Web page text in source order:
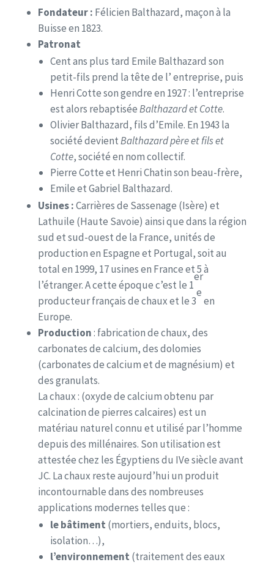
Fondateur : Félicien Balthazard, maçon à la
Buisse en 1823.
Patronat
Cent ans plus tard Emile Balthazard son
petit-fils prend la tête de l’ entreprise, puis
Henri Cotte son gendre en 1927 : l’entreprise
est alors rebaptiséeBalthazard et Cotte.
Olivier Balthazard, fils d’Emile. En 1943 la
société devientBalthazard père et fils et
Cotte, société en nom collectif.
Pierre Cotte et Henri Chatin son beau-frère,
Emile et Gabriel Balthazard.
Usines :Carrières de Sassenage (Isère) et
Lathuile (Haute Savoie) ainsi que dans la région
sud et sud-ouest de la France, unités de
production en Espagne et Portugal, soit au
total en 1999, 17 usines en France et 5 à
l’étranger. A cette époque c’est le 1
er
producteur français de chaux et le 3
e
en
Europe.
Production: fabrication de chaux, des
carbonates de calcium, des dolomies
(carbonates de calcium et de magnésium) et
des granulats.
La chaux : (oxyde de calcium obtenu par
calcination de pierres calcaires) est un
matériau naturel connu et utilisé par l’homme
depuis des millénaires. Son utilisation est
attestée chez les Égyptiens du IVe siècle avant
JC. La chaux reste aujourd’hui un produit
incontournable dans des nombreuses
applications modernes telles que :
le bâtiment (mortiers, enduits, blocs,
isolation…),
l’environnement (traitement des eaux